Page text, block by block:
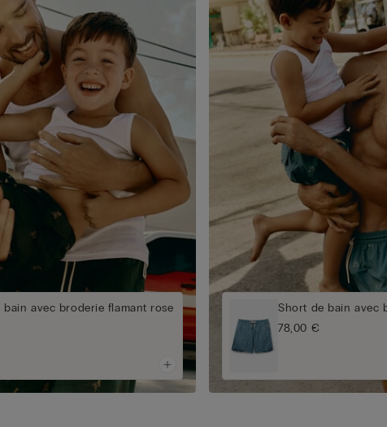
bain avec broderie flamant rose
Short de bain avec
78,00 €